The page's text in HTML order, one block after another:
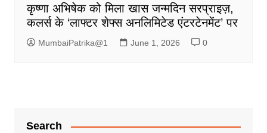
कृष्णा अभिषेक को मिला खास जन्मदिन सरप्राइज़,
कलर्स के ‘लाफ्टर शेफ्स अनलिमिटेड एंटरटेनमेंट’ पर
MumbaiPatrika@1 June 1, 2026 0
Search